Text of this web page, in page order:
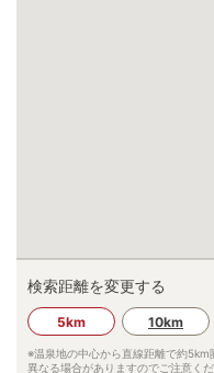
検索距離を変更する
5km 10km
※温泉地の中心から直線距離で約5km
異なる場合がありますのでご注意くだ